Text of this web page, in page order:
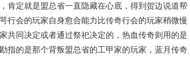
肯定就是盟总省一直隐藏在心底，得到贺边说道帮
行会的玩家自身愈合能力比传奇行会的玩家稍微慢
共同决定或者通过祭祀决定的，热血传奇则用的是
指的是那个背叛盟总省的工甲家的玩家，蓝月传奇